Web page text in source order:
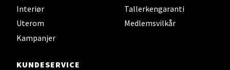
Interiør
Uterom
Kampanjer
Tallerkengaranti
Medlemsvilkår
KUNDESERVICE
Førde - Alti Førde